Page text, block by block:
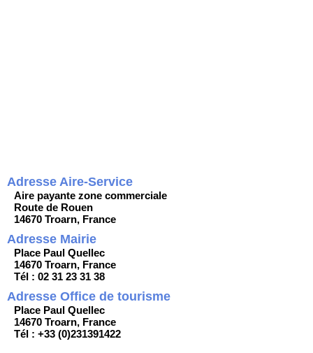
Adresse Aire-Service
Aire payante zone commerciale
Route de Rouen
14670 Troarn, France
Adresse Mairie
Place Paul Quellec
14670 Troarn, France
Tél : 02 31 23 31 38
Adresse Office de tourisme
Place Paul Quellec
14670 Troarn, France
Tél : +33 (0)231391422